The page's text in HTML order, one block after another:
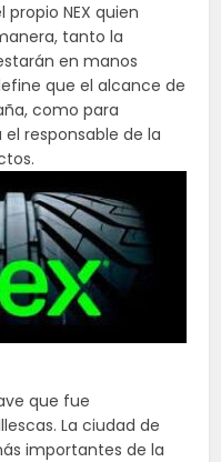
NEX quien
tanto la
en manos
que el alcance de
como para
el responsable de la
que fue
La ciudad de
importantes de la